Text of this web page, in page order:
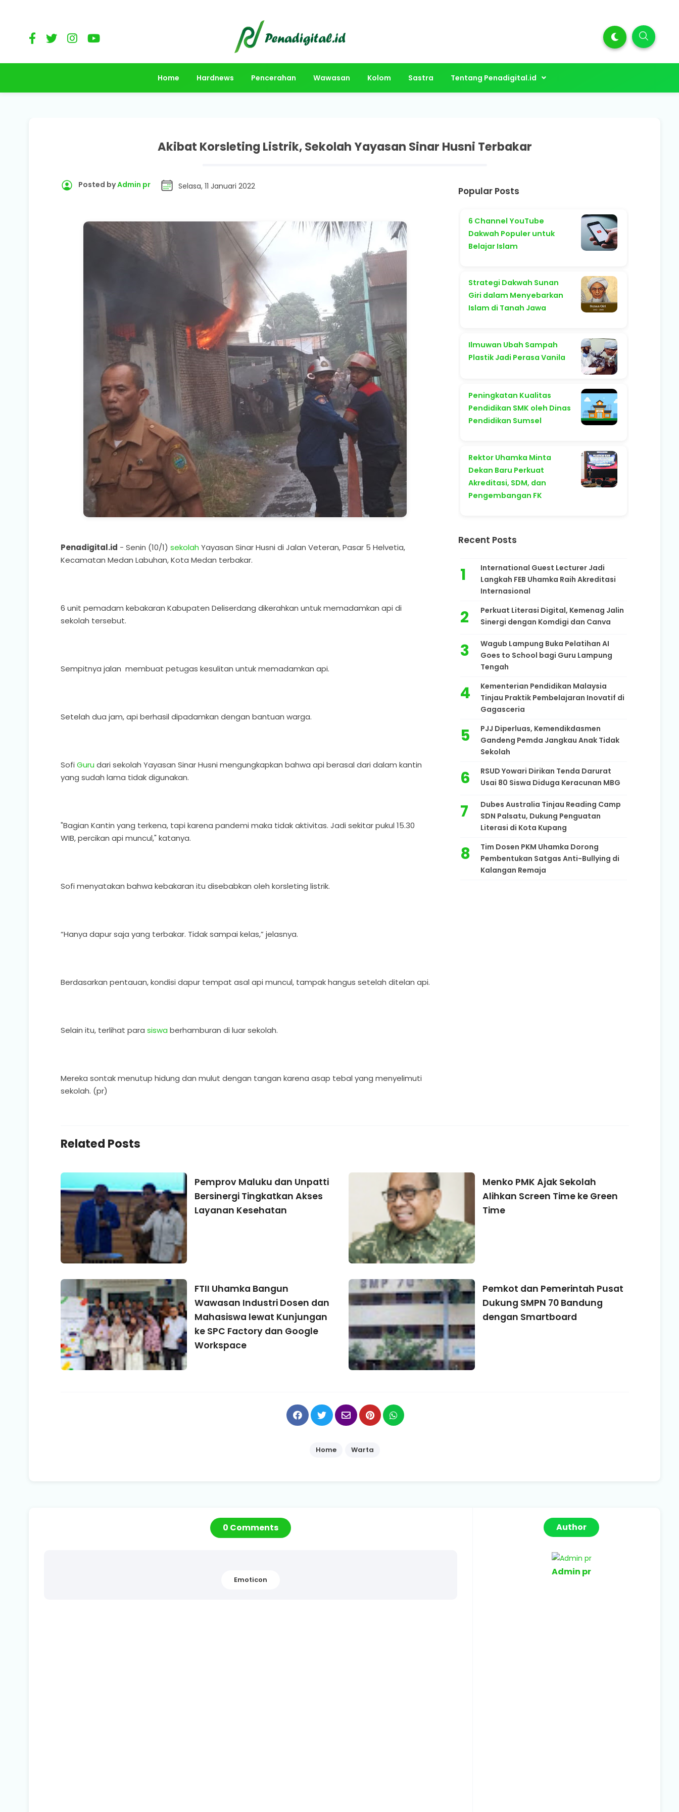
Home Hardnews Pencerahan Wawasan Kolom Sastra Tentang Penadigital.id
Akibat Korsleting Listrik, Sekolah Yayasan Sinar Husni Terbakar
Posted byAdmin pr Selasa, 11 Januari 2022
Penadigital.id - Senin (10/1) sekolah Yayasan Sinar Husni di Jalan Veteran, Pasar 5 Helvetia,
Kecamatan Medan Labuhan, Kota Medan terbakar.
6 unit pemadam kebakaran Kabupaten Deliserdang dikerahkan untuk memadamkan api di
sekolah tersebut.
Sempitnya jalan membuat petugas kesulitan untuk memadamkan api.
Setelah dua jam, api berhasil dipadamkan dengan bantuan warga.
Sofi Guru dari sekolah Yayasan Sinar Husni mengungkapkan bahwa api berasal dari dalam kantin
yang sudah lama tidak digunakan.
"Bagian Kantin yang terkena, tapi karena pandemi maka tidak aktivitas. Jadi sekitar pukul 15.30
WIB, percikan api muncul," katanya.
Sofi menyatakan bahwa kebakaran itu disebabkan oleh korsleting listrik.
“Hanya dapur saja yang terbakar. Tidak sampai kelas,” jelasnya.
Berdasarkan pentauan, kondisi dapur tempat asal api muncul, tampak hangus setelah ditelan api.
Selain itu, terlihat para siswa berhamburan di luar sekolah.
Mereka sontak menutup hidung dan mulut dengan tangan karena asap tebal yang menyelimuti
sekolah. (pr)
Popular Posts
6 Channel YouTube
Dakwah Populer untuk
Belajar Islam
Strategi Dakwah Sunan
Giri dalam Menyebarkan
Islam di Tanah Jawa
Ilmuwan Ubah Sampah
Plastik Jadi Perasa Vanila
Peningkatan Kualitas
Pendidikan SMK oleh Dinas
Pendidikan Sumsel
Rektor Uhamka Minta
Dekan Baru Perkuat
Akreditasi, SDM, dan
Pengembangan FK
Recent Posts
International Guest Lecturer Jadi
Langkah FEB Uhamka Raih Akreditasi
Internasional
Perkuat Literasi Digital, Kemenag Jalin
Sinergi dengan Komdigi dan Canva
Wagub Lampung Buka Pelatihan AI
Goes to School bagi Guru Lampung
Tengah
Kementerian Pendidikan Malaysia
Tinjau Praktik Pembelajaran Inovatif di
Gagasceria
PJJ Diperluas, Kemendikdasmen
Gandeng Pemda Jangkau Anak Tidak
Sekolah
RSUD Yowari Dirikan Tenda Darurat
Usai 80 Siswa Diduga Keracunan MBG
Dubes Australia Tinjau Reading Camp
SDN Palsatu, Dukung Penguatan
Literasi di Kota Kupang
Tim Dosen PKM Uhamka Dorong
Pembentukan Satgas Anti-Bullying di
Kalangan Remaja
Related Posts
Pemprov Maluku dan Unpatti
Bersinergi Tingkatkan Akses
Layanan Kesehatan
Menko PMK Ajak Sekolah
Alihkan Screen Time ke Green
Time
FTII Uhamka Bangun
Wawasan Industri Dosen dan
Mahasiswa lewat Kunjungan
ke SPC Factory dan Google
Workspace
Pemkot dan Pemerintah Pusat
Dukung SMPN 70 Bandung
dengan Smartboard
Home Warta
0 Comments
Emoticon
Author
Admin pr